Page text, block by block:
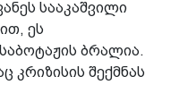
სააკაშვილი
ეს
ბრალია.
კრიზისის შექმნას